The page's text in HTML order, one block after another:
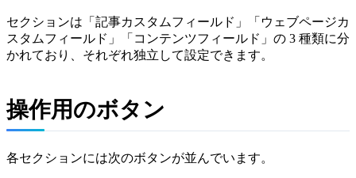
セクションは「記事カスタムフィールド」「ウェブページカ
スタムフィールド」「コンテンツフィールド」の 3 種類に分
かれており、それぞれ独立して設定できます。
操作用のボタン
各セクションには次のボタンが並んでいます。